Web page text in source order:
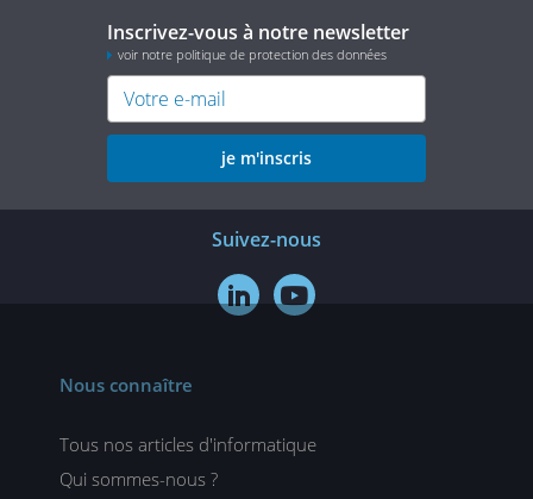
Inscrivez-vous à notre newsletter
voir notre politique de protection des données
je m'inscris
Suivez-nous
 
Nous connaître
Tous nos articles d'informatique
Qui sommes-nous ?